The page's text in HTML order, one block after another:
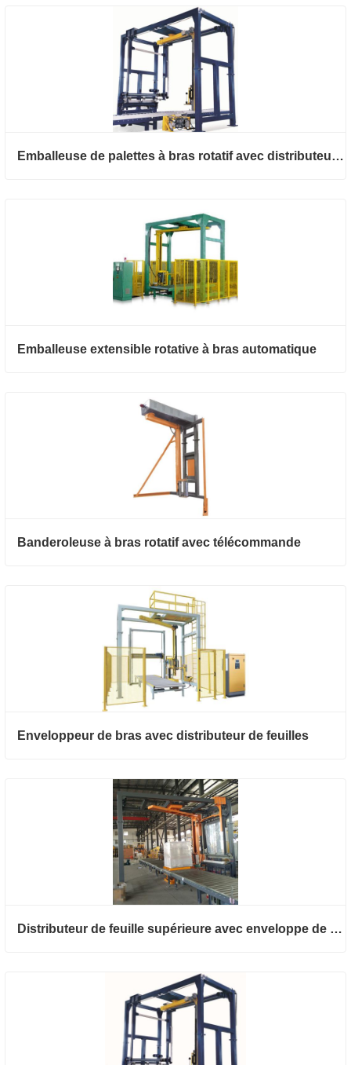
Emballeuse de palettes à bras rotatif avec distributeur de feuilles supérieures
Emballeuse extensible rotative à bras automatique
Banderoleuse à bras rotatif avec télécommande
Enveloppeur de bras avec distributeur de feuilles
Distributeur de feuille supérieure avec enveloppe de bras